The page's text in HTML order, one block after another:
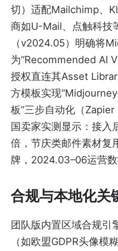
切）适配Mailchimp、
商如U-Mail、点触科技
（v2024.05）明确将
为“Recommended AI
授权直连其Asset
方模板实现
板”三步自动化（
国卖家实测显示：接入
倍，节庆类邮件素材复
牌，2024.03–06运营数
合规与本地化关
团队版内置区域合规引
（如欧盟GDPR头像